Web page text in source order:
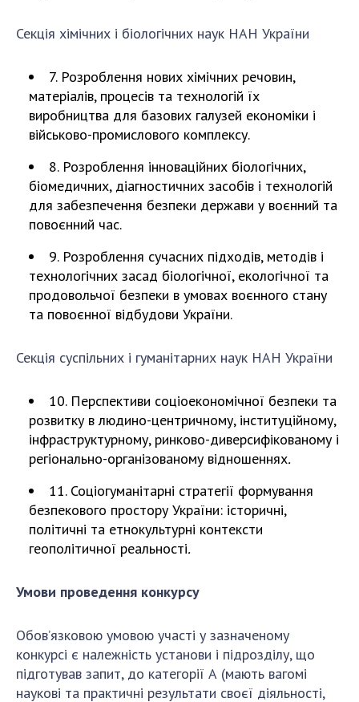
Секція хімічних і біологічних наук НАН України
7. Розроблення нових хімічних речовин,
матеріалів, процесів та технологій їх
виробництва для базових галузей економіки і
військово-промислового комплексу.
8. Розроблення інноваційних біологічних,
біомедичних, діагностичних засобів і технологій
для забезпечення безпеки держави у воєнний та
повоєнний час.
9. Розроблення сучасних підходів, методів і
технологічних засад біологічної, екологічної та
продовольчої безпеки в умовах воєнного стану
та повоєнної відбудови України.
Секція суспільних і гуманітарних наук НАН України
10. Перспективи соціоекономічної безпеки та
розвитку в людино-центричному, інституційному,
інфраструктурному, ринково-диверсифікованому i
регіонально-організованому відношеннях.
11. Соціогуманітарні стратегії формування
безпекового простору України: історичні,
політичні та етнокультурні контексти
геополітичної реальності.
Умови проведення конкурсу
Обов’язковою умовою участі у зазначеному
конкурсі є належність установи і підрозділу, що
підготував запит, до категорії А (мають вагомі
наукові та практичні результати своєї діяльності,